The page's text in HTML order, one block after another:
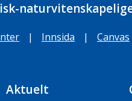
| Innsida | Canvas
Aktuelt